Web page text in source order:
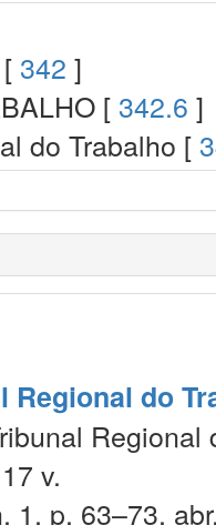
342 ]
[ 342.6 ]
do Trabalho [
Regional do
v.
1, p. 63–73,